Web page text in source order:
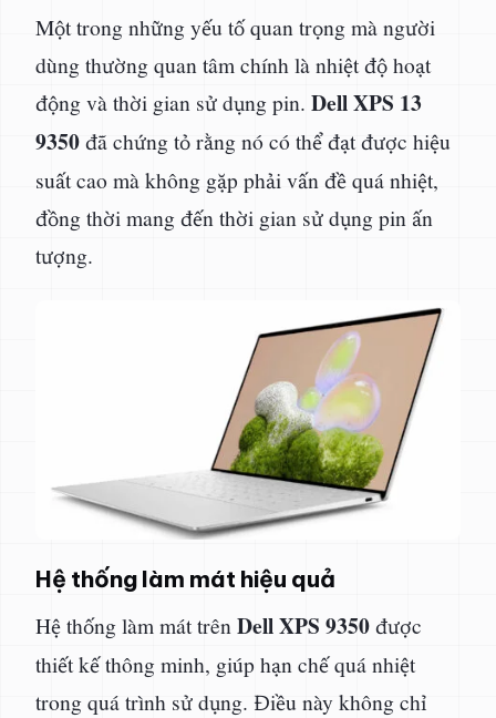
Một trong những yếu tố quan trọng mà người
dùng thường quan tâm chính là nhiệt độ hoạt
động và thời gian sử dụng pin. Dell XPS 13
9350đã chứng tỏ rằng nó có thể đạt được hiệu
suất cao mà không gặp phải vấn đề quá nhiệt,
đồng thời mang đến thời gian sử dụng pin ấn
tượng.
Hệ thống làm mát hiệu quả
Hệ thống làm mát trên Dell XPS 9350được
thiết kế thông minh, giúp hạn chế quá nhiệt
trong quá trình sử dụng. Điều này không chỉ